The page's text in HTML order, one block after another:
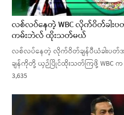
လစ်လပ်နေတဲ့ WBC လိုက်ဝိတ်ခါး
ကမ်းဘဲလ် ထိုးသတ်မယ်
လစ်လပ်နေတဲ့ လိုက်ဝိတ်ချန်ပီယံခါးပ
ချန်ကိုတို့ ယှဉ်ပြိုင်ထိုးသတ်ကြဖို့ WBC က
3,635